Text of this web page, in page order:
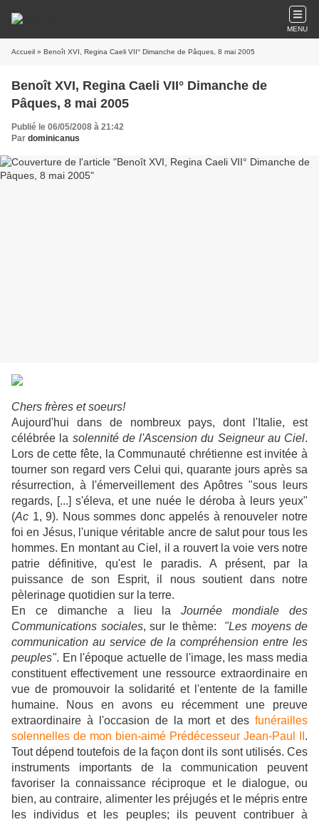
MENU
Accueil » Benoît XVI, Regina Caeli VII° Dimanche de Pâques, 8 mai 2005
Benoît XVI, Regina Caeli VII° Dimanche de
Pâques, 8 mai 2005
Publié le 06/05/2008 à 21:42
Par dominicanus
Chers frères et soeurs!
Aujourd'hui dans de nombreux pays, dont l'Italie, est
célébrée la solennité de l'Ascension du Seigneur au Ciel.
Lors de cette fête, la Communauté chrétienne est invitée à
tourner son regard vers Celui qui, quarante jours après sa
résurrection, à l'émerveillement des Apôtres "sous leurs
regards, [...] s'éleva, et une nuée le déroba à leurs yeux"
(Ac 1, 9). Nous sommes donc appelés à renouveler notre
foi en Jésus, l'unique véritable ancre de salut pour tous les
hommes. En montant au Ciel, il a rouvert la voie vers notre
patrie définitive, qu'est le paradis. A présent, par la
puissance de son Esprit, il nous soutient dans notre
pèlerinage quotidien sur la terre.
En ce dimanche a lieu laJournée mondiale des
Communications sociales, sur le thème: "Les moyens de
communication au service de la compréhension entre les
peuples". En l'époque actuelle de l'image, les mass media
constituent effectivement une ressource extraordinaire en
vue de promouvoir la solidarité et l'entente de la famille
humaine. Nous en avons eu récemment une preuve
extraordinaire à l'occasion de la mort et des funérailles
solennelles de mon bien-aimé Prédécesseur Jean-Paul II .
Tout dépend toutefois de la façon dont ils sont utilisés. Ces
instruments importants de la communication peuvent
favoriser la connaissance réciproque et le dialogue, ou
bien, au contraire, alimenter les préjugés et le mépris entre
les individus et les peuples; ils peuvent contribuer à